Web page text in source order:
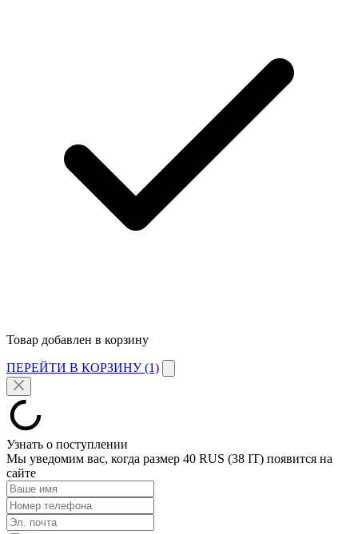
Товар добавлен в корзину
ПЕРЕЙТИ В КОРЗИНУ (1)
Узнать о поступлении
Мы уведомим вас, когда размер 40 RUS (38 IT) появится на
сайте